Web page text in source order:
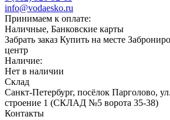
info@vodaesko.ru
Принимаем к оплате:
Наличные, Банковские карты
Забрать заказ Купить на месте
центр
Наличие:
Нет в наличии
Склад
Санкт-Петербург, посёлок Парголово,
строение 1 (СКЛАД №5 ворота 35-38)
Контакты